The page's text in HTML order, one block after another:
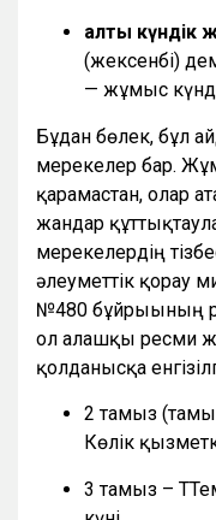
алты күндік
(жексенбі)
— жұмыс
Бұдан бөлек, бұл
мерекелер бар.
қарамастан, олар
жандар
мерекелердің
әлеуметтік қорғау
№480 бұйрығының
ол алғашқы ресми
қолданысқа
2 тамыз
Көлік
3 тамыз –